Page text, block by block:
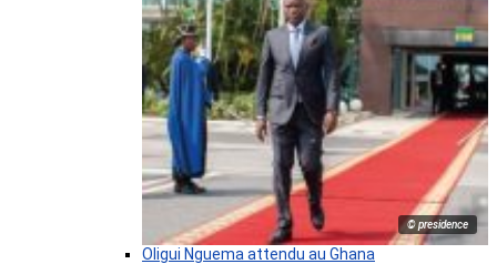
© presidence
Oligui Nguema attendu au Ghana